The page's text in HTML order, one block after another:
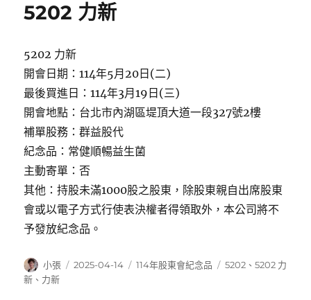
5202 力新
5202 力新
開會日期：114年5月20日(二)
最後買進日：114年3月19日(三)
開會地點：台北市內湖區堤頂大道一段327號2樓
補單股務：群益股代
紀念品：常健順暢益生菌
主動寄單：否
其他：持股未滿1000股之股東，除股東親自出席股東
會或以電子方式行使表決權者得領取外，本公司將不
予發放紀念品。
作
者
小張
發
2025-04-14
分
114年股東會紀念品
標
5202 、5202 力
新 、 力新